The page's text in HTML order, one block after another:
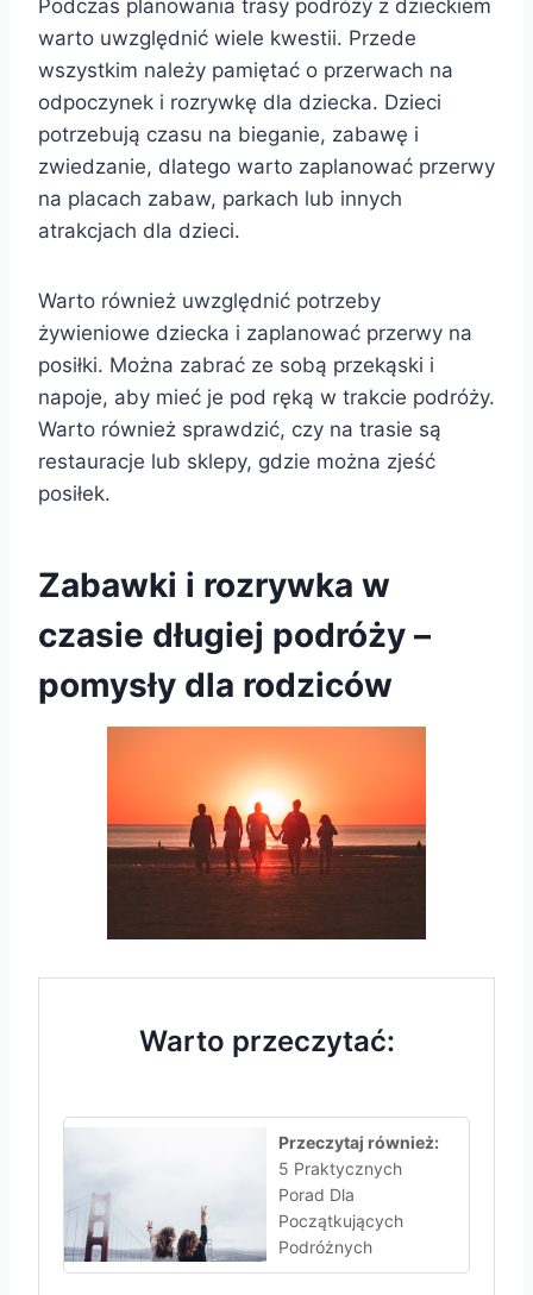
Podczas planowania trasy podróży z dzieckiem
warto uwzględnić wiele kwestii. Przede
wszystkim należy pamiętać o przerwach na
odpoczynek i rozrywkę dla dziecka. Dzieci
potrzebują czasu na bieganie, zabawę i
zwiedzanie, dlatego warto zaplanować przerwy
na placach zabaw, parkach lub innych
atrakcjach dla dzieci.
Warto również uwzględnić potrzeby
żywieniowe dziecka i zaplanować przerwy na
posiłki. Można zabrać ze sobą przekąski i
napoje, aby mieć je pod ręką w trakcie podróży.
Warto również sprawdzić, czy na trasie są
restauracje lub sklepy, gdzie można zjeść
posiłek.
Zabawki i rozrywka w
czasie długiej podróży –
pomysły dla rodziców
Warto przeczytać:
Przeczytaj również:
5 Praktycznych
Porad Dla
Początkujących
Podróżnych